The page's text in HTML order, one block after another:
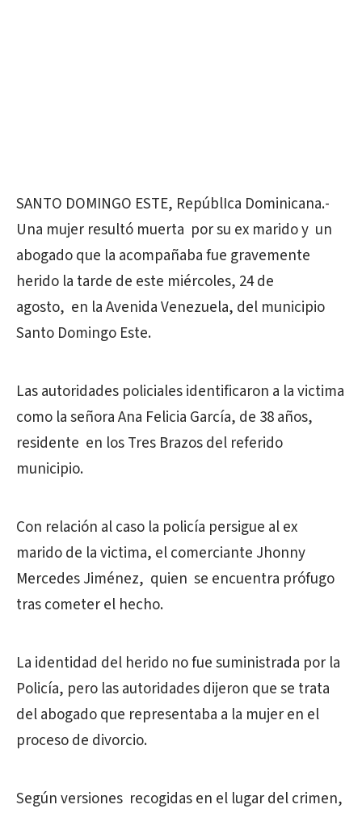
SANTO DOMINGO ESTE, RepúblIca Dominicana.-
Una mujer resultó muerta por su ex marido y un
abogado que la acompañaba fue gravemente
herido la tarde de este miércoles, 24 de
agosto, en la Avenida Venezuela, del municipio
Santo Domingo Este.
Las autoridades policiales identificaron a la victima
como la señora Ana Felicia García, de 38 años,
residente en los Tres Brazos del referido
municipio.
Con relación al caso la policía persigue al ex
marido de la victima, el comerciante Jhonny
Mercedes Jiménez, quien se encuentra prófugo
tras cometer el hecho.
La identidad del herido no fue suministrada por la
Policía, pero las autoridades dijeron que se trata
del abogado que representaba a la mujer en el
proceso de divorcio.
Según versiones recogidas en el lugar del crimen,